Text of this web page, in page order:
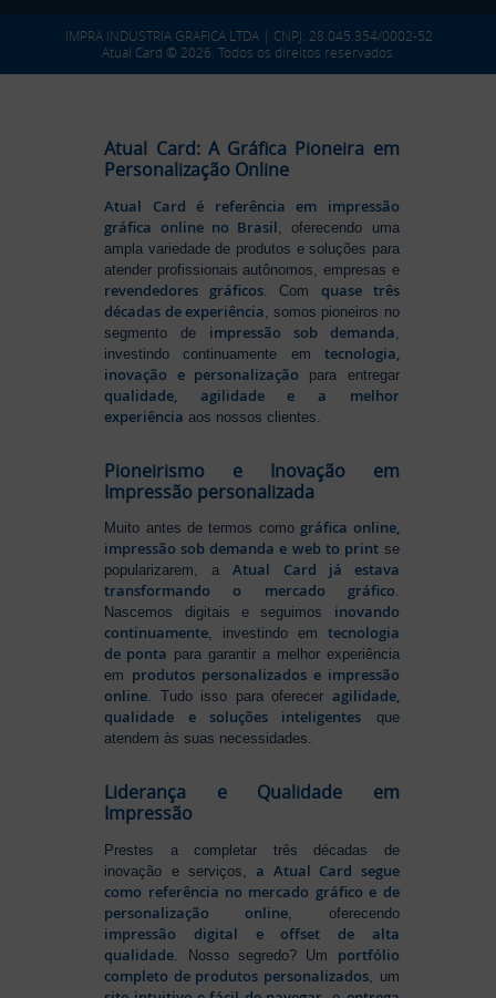
IMPRA INDUSTRIA GRAFICA LTDA | CNPJ: 28.045.354/0002-52
Atual Card © 2026. Todos os direitos reservados.
Atual Card: A Gráfica Pioneira em
Personalização Online
Atual Card é referência em impressão
gráfica online no Brasil , oferecendo uma
ampla variedade de produtos e soluções para
atender profissionais autônomos, empresas e
revendedores gráficos. Comquase três
décadas de experiência , somos pioneiros no
segmento de impressão sob demanda
investindo continuamente em tecnologia,
inovação e personalização para entregar
qualidade, agilidade e a melhor
experiência aos nossos clientes.
Pioneirismo e Inovação em
Impressão personalizada
Muito antes de termos como gráfica online,
impressão sob demanda e web to printse
popularizarem, aAtual Card já estava
transformando o mercado gráfico.
Nascemos digitais e seguimos inovando
continuamente, investindo em tecnologia
de ponta para garantir a melhor experiência
em produtos personalizados e impressão
online. Tudo isso para oferecer agilidade,
qualidade e soluções inteligentes que
atendem às suas necessidades.
Liderança e Qualidade em
Impressão
Prestes a completar três décadas de
inovação e serviços,a Atual Card segue
como referência no mercado gráfico e de
personalização online, oferecendo
impressão digital e offset de alta
qualidade. Nosso segredo? Um portfólio
completo de produtos personalizados, um